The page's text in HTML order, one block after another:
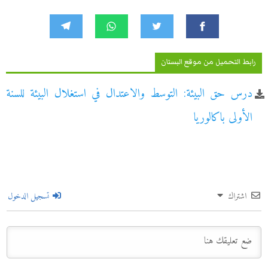
رابط التحميل من موقع البستان
درس حق البيئة: التوسط والاعتدال في استغلال البيئة للسنة
الأولى باكالوريا
اشتراك تسجيل الدخول